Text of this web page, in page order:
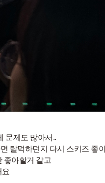
문제도 많아서..
탈덕하던지 다시 스키즈 좋
좋아할거 같고
요